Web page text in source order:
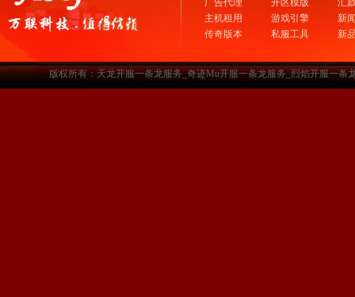
广告代理
主机租用
传奇版本
开区模版
游戏引擎
私服工具
汇
新
新
版权所有：天龙开服一条龙服务_奇迹Mu开服一条龙服务_烈焰开服一条